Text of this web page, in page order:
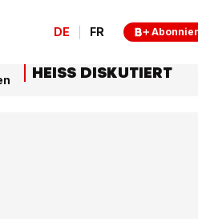
DE FR
HEISS DISKUTIERT